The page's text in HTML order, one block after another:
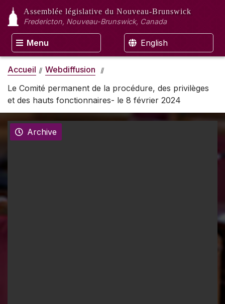
Assemblée législative du Nouveau-Brunswick
Fredericton, Nouveau-Brunswick, Canada
Menu English
Accueil
Webdiffusion
Le Comité permanent de la procédure, des privilèges
et des hauts fonctionnaires- le 8 février 2024
Archive